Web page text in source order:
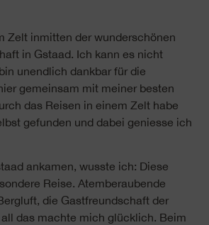
Zelt inmitten der wunderschönen
in Gstaad. Ich kann es nicht
unendlich dankbar für die
gemeinsam mit meiner besten
das Reisen in einem Zelt habe
gefunden und dabei geniesse ich
ankamen, wusste ich: Diese
Reise. Atemberaubende
die Gastfreundschaft der
das machte mich glücklich. Beim